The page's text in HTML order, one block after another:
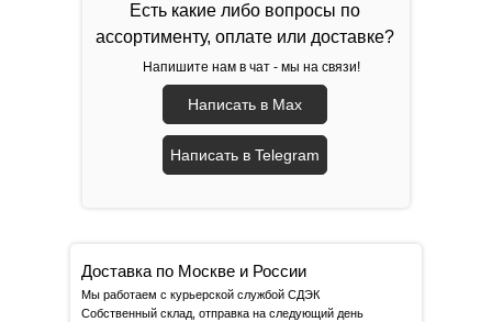
Есть какие либо вопросы по
ассортименту, оплате или доставке?
Напишите нам в чат - мы на связи!
Написать в Max
Написать в Telegram
Доставка по Москве и России
Мы работаем с курьерской службой СДЭК
Собственный склад, отправка на следующий день